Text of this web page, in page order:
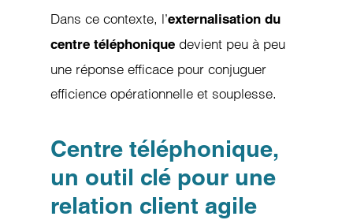
Dans ce contexte, l’externalisation du
centre téléphonique devient peu à peu
une réponse efficace pour conjuguer
efficience opérationnelle et souplesse.
Centre téléphonique,
un outil clé pour une
relation client agile